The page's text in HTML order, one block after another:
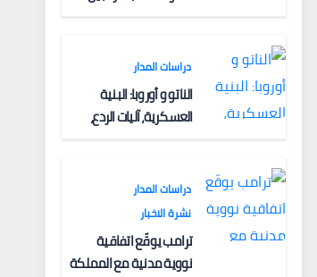
دراسات المدار
الناتو و أوروبا: البنية
العسكرية، آليات الردع،
دراسات المدار
نشرة الاخبار
ترامب يوقّع اتفاقية
نووية مدنية مع المملكة